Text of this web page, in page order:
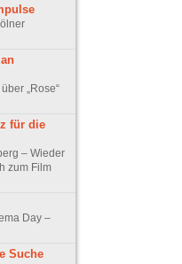
„Rose“
für die
– Wieder
zum Film
Day –
Suche